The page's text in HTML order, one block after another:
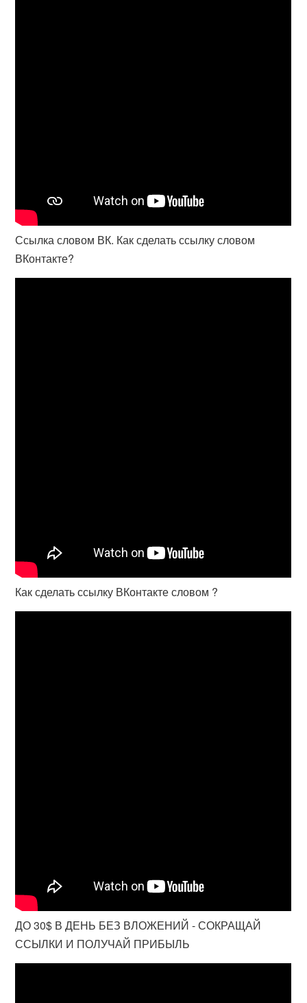
Ссылка словом ВК. Как сделать ссылку словом
ВКонтакте?
Как сделать ссылку ВКонтакте словом ?
ДО 30$ В ДЕНЬ БЕЗ ВЛОЖЕНИЙ - СОКРАЩАЙ
ССЫЛКИ И ПОЛУЧАЙ ПРИБЫЛЬ